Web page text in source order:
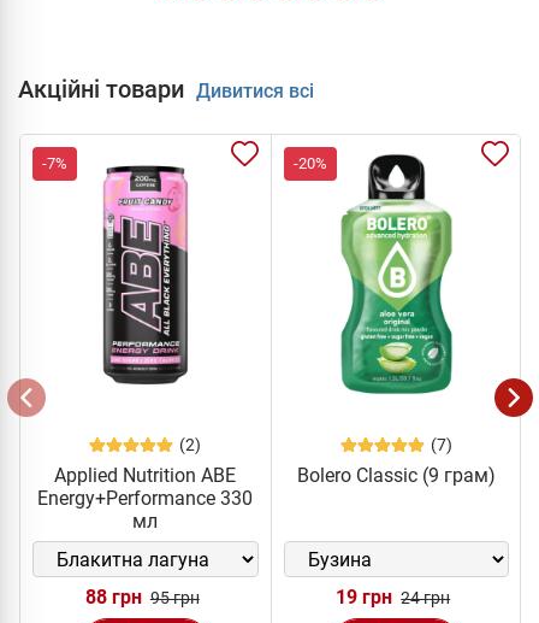
Акційні товари Дивитися всі
-7%
(2)
Applied Nutrition ABE
Energy+Performance 330
мл
88 грн 95 грн
-20%
(7)
Bolero Classic (9 грам)
19 грн 24 грн